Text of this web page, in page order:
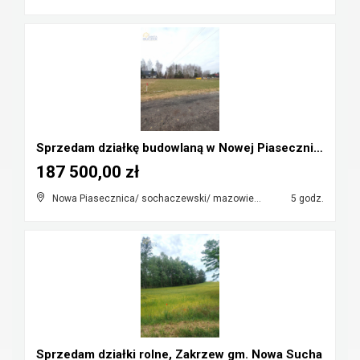
Sprzedam działkę budowlaną w Nowej Piasecznicy
Nowa Piasecznica/ sochaczewski/ mazowieckie 5 godz.
187 500,00 zł
Sprzedam działki rolne, Zakrzew gm. Nowa Sucha